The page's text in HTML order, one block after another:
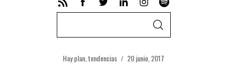
S
C
H
Hay plan,tendencias 20 junio, 2017